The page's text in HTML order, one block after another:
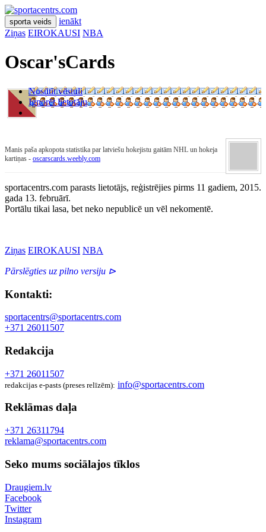
sporta veids
ienākt
Ziņas EIROKAUSI NBA
Oscar'sCards
Nosūtīt vēstuli
Ignorēt lietotāju
Manis paša apkopota statistika par latviešu hokejistu gaitām NHL un hokeja
kartiņas - oscarscards.weebly.com
sportacentrs.com parasts lietotājs, reģistrējies pirms 11 gadiem, 2015.
gada 13. februārī.
Portālu tikai lasa, bet neko nepublicē un vēl nekomentē.
Ziņas EIROKAUSI NBA
Pārslēgties uz pilno versiju ⊳
Kontakti:
sportacentrs@sportacentrs.com
+371 26011507
Redakcija
+371 26011507
redakcijas e-pasts (preses relīzēm): info@sportacentrs.com
Reklāmas daļa
+371 26311794
reklama@sportacentrs.com
Seko mums sociālajos tīklos
Draugiem.lv
Facebook
Twitter
Instagram